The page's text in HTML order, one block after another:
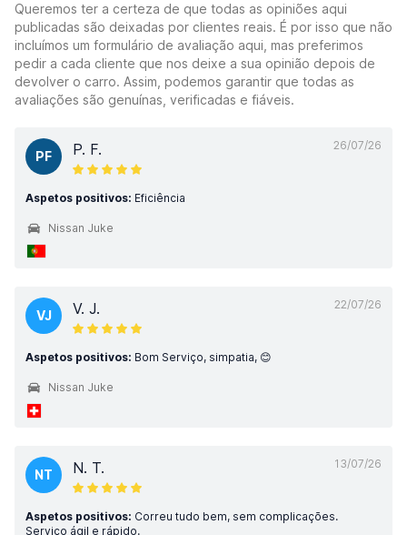
Queremos ter a certeza de que todas as opiniões aqui
publicadas são deixadas por clientes reais. É por isso que não
incluímos um formulário de avaliação aqui, mas preferimos
pedir a cada cliente que nos deixe a sua opinião depois de
devolver o carro. Assim, podemos garantir que todas as
avaliações são genuínas, verificadas e fiáveis.
26/07/26
PF P. F.
Aspetos positivos: Eficiência
Nissan Juke
22/07/26
VJ V. J.
Aspetos positivos: Bom Serviço, simpatia, 😊
Nissan Juke
13/07/26
NT N. T.
Aspetos positivos: Correu tudo bem, sem complicações.
Serviço ágil e rápido.